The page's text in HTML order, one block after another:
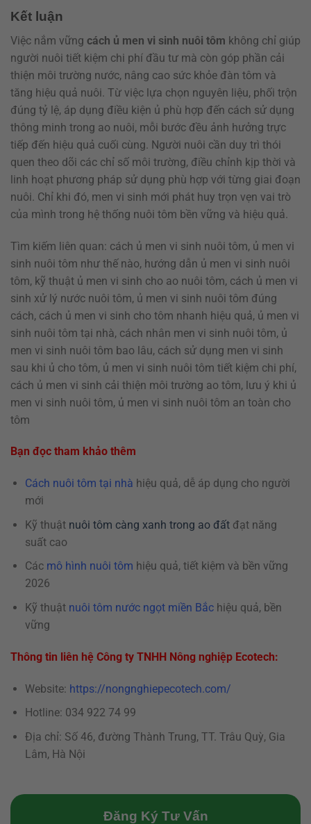
Kết luận
Việc nắm vững cách ủ men vi sinh nuôi tôm không chỉ giúp
người nuôi tiết kiệm chi phí đầu tư mà còn góp phần cải
thiện môi trường nước, nâng cao sức khỏe đàn tôm và
tăng hiệu quả nuôi. Từ việc lựa chọn nguyên liệu, phối trộn
đúng tỷ lệ, áp dụng điều kiện ủ phù hợp đến cách sử dụng
thông minh trong ao nuôi, mỗi bước đều ảnh hưởng trực
tiếp đến hiệu quả cuối cùng. Người nuôi cần duy trì thói
quen theo dõi các chỉ số môi trường, điều chỉnh kịp thời và
linh hoạt phương pháp sử dụng phù hợp với từng giai đoạn
nuôi. Chỉ khi đó, men vi sinh mới phát huy trọn vẹn vai trò
của mình trong hệ thống nuôi tôm bền vững và hiệu quả.
Tìm kiếm liên quan: cách ủ men vi sinh nuôi tôm, ủ men vi
sinh nuôi tôm như thế nào, hướng dẫn ủ men vi sinh nuôi
tôm, kỹ thuật ủ men vi sinh cho ao nuôi tôm, cách ủ men vi
sinh xử lý nước nuôi tôm, ủ men vi sinh nuôi tôm đúng
cách, cách ủ men vi sinh cho tôm nhanh hiệu quả, ủ men vi
sinh nuôi tôm tại nhà, cách nhân men vi sinh nuôi tôm, ủ
men vi sinh nuôi tôm bao lâu, cách sử dụng men vi sinh
sau khi ủ cho tôm, ủ men vi sinh nuôi tôm tiết kiệm chi phí,
cách ủ men vi sinh cải thiện môi trường ao tôm, lưu ý khi ủ
men vi sinh nuôi tôm, ủ men vi sinh nuôi tôm an toàn cho
tôm
Bạn đọc tham khảo thêm
Cách nuôi tôm tại nhà hiệu quả, dễ áp dụng cho người
mới
Kỹ thuật nuôi tôm càng xanh trong ao đấtđạt năng
suất cao
Các mô hình nuôi tôm hiệu quả, tiết kiệm và bền vững
2026
Kỹ thuật nuôi tôm nước ngọt miền Bắchiệu quả, bền
vững
Thông tin liên hệ Công ty TNHH Nông nghiệp Ecotech:
Website: https://nongnghiepecotech.com/
Hotline: 034 922 74 99
Địa chỉ: Số 46, đường Thành Trung, TT. Trâu Quỳ, Gia
Lâm, Hà Nội
Đăng Ký Tư Vấn